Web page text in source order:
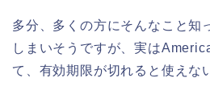
多分、多くの方にそんなこと知
しまいそうですが、実は
て、有効期限が切れると使えな